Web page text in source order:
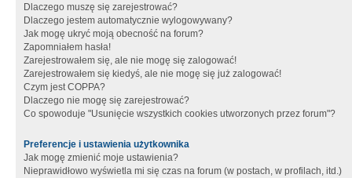
Dlaczego muszę się zarejestrować?
Dlaczego jestem automatycznie wylogowywany?
Jak mogę ukryć moją obecność na forum?
Zapomniałem hasła!
Zarejestrowałem się, ale nie mogę się zalogować!
Zarejestrowałem się kiedyś, ale nie mogę się już zalogować!
Czym jest COPPA?
Dlaczego nie mogę się zarejestrować?
Co spowoduje "Usunięcie wszystkich cookies utworzonych przez forum"?
Preferencje i ustawienia użytkownika
Jak mogę zmienić moje ustawienia?
Nieprawidłowo wyświetla mi się czas na forum (w postach, w profilach, itd.)